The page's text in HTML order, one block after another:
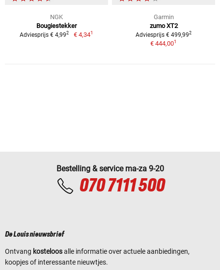
NGK
Bougiestekker
Adviesprijs € 4,992 € 4,341
Garmin
zumo XT2
Adviesprijs € 499,992
€ 444,001
Bestelling & service ma-za 9-20
070 7111 500
De Louis nieuwsbrief
Ontvang kosteloosalle informatie over actuele aanbiedingen,
koopjes of interessante nieuwtjes.